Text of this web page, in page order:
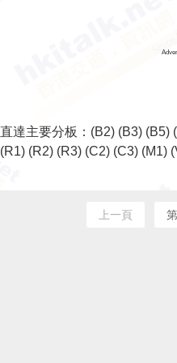
直達主要分板： (B2) (B3) (B5)
(R1) (R2) (R3) (C2) (C3) (M1)
上一頁